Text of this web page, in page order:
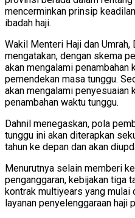
mencerminkan prinsip
ibadah haji.
Wakil Menteri Haji dan Umrah,
mengatakan, dengan skema
akan mengalami penambahan
pemendekan masa tunggu.
akan mengalami penyesuaian
penambahan waktu tunggu.
Dahnil menegaskan, pola
tunggu ini akan diterapkan
tahun ke depan dan akan
Menurutnya selain memberi
penganggaran, kebijakan tiga
kontrak multiyears yang
layanan penyelenggaraan